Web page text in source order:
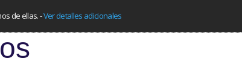
de ellas.-Ver detalles adicionales